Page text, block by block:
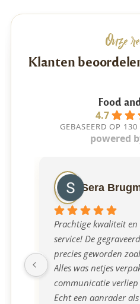
Onze
Klanten
Food
4.7
GEBASEERD OP
powered
Sera
Prachtige kwaliteit
service! De
precies geworden
Alles was netjes
communicatie
Echt een aanrader